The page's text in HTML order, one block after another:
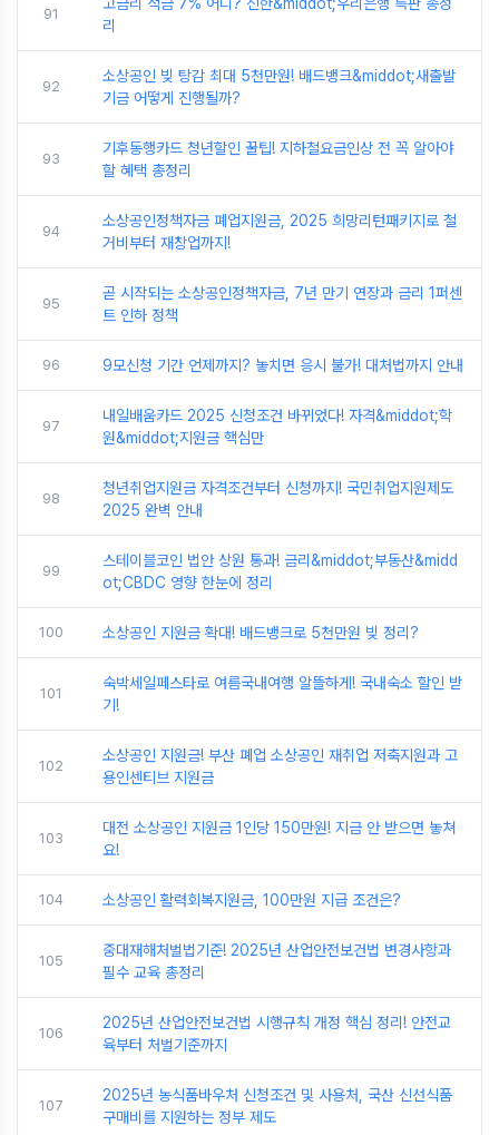
91
고금리 적금 7% 어디? 신한&middot;우리은행 특판 총정
리
92
소상공인 빚 탕감 최대 5천만원! 배드뱅크&middot;새출발
기금 어떻게 진행될까?
93
기후동행카드 청년할인 꿀팁! 지하철요금인상 전 꼭 알아야
할 혜택 총정리
94
소상공인정책자금 폐업지원금, 2025 희망리턴패키지로 철
거비부터 재창업까지!
95
곧 시작되는 소상공인정책자금, 7년 만기 연장과 금리 1퍼센
트 인하 정책
96 9모신청 기간 언제까지? 놓치면 응시 불가! 대처법까지 안내
97
내일배움카드 2025 신청조건 바뀌었다! 자격&middot;학
원&middot;지원금 핵심만
98
청년취업지원금 자격조건부터 신청까지! 국민취업지원제도
2025 완벽 안내
99
스테이블코인 법안 상원 통과! 금리&middot;부동산&midd
ot;CBDC 영향 한눈에 정리
100 소상공인 지원금 확대! 배드뱅크로 5천만원 빚 정리?
101
숙박세일페스타로 여름국내여행 알뜰하게! 국내숙소 할인 받
기!
102
소상공인 지원금! 부산 폐업 소상공인 재취업 저축지원과 고
용인센티브 지원금
103
대전 소상공인 지원금 1인당 150만원! 지금 안 받으면 놓쳐
요!
104 소상공인 활력회복지원금, 100만원 지급 조건은?
105
중대재해처벌법기준! 2025년 산업안전보건법 변경사항과
필수 교육 총정리
106
2025년 산업안전보건법 시행규칙 개정 핵심 정리! 안전교
육부터 처벌기준까지
107
2025년 농식품바우처 신청조건 및 사용처, 국산 신선식품
구매비를 지원하는 정부 제도